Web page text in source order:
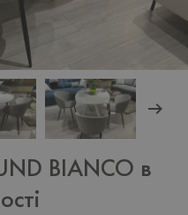
BIANCO в